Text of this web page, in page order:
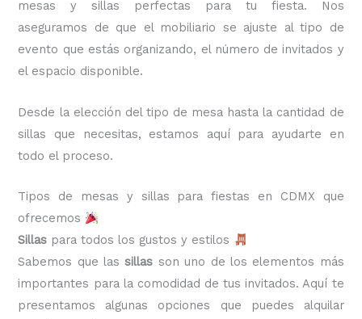
mesas y sillas perfectas para tu fiesta. Nos
aseguramos de que el mobiliario se ajuste al tipo de
evento que estás organizando, el número de invitados y
el espacio disponible.
Desde la elección del tipo de mesa hasta la cantidad de
sillas que necesitas, estamos aquí para ayudarte en
todo el proceso.
Tipos de mesas y sillas para fiestas en CDMX que
ofrecemos
Sillas para todos los gustos y estilos
Sabemos que lassillas son uno de los elementos más
importantes para la comodidad de tus invitados. Aquí te
presentamos algunas opciones que puedes alquilar